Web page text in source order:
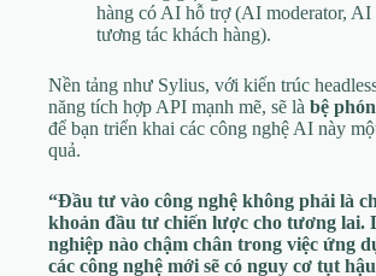
hàng có AI hỗ trợ (AI moderator, AI
tương tác khách hàng).
Nền tảng như Sylius, với kiến trúc
năng tích hợp API mạnh mẽ, sẽ là bệ
để bạn triển khai các công nghệ AI này
quả.
“Đầu tư vào công nghệ không phải là
khoản đầu tư chiến lược cho tương lai.
nghiệp nào chậm chân trong việc ứng
các công nghệ mới sẽ có nguy cơ tụt